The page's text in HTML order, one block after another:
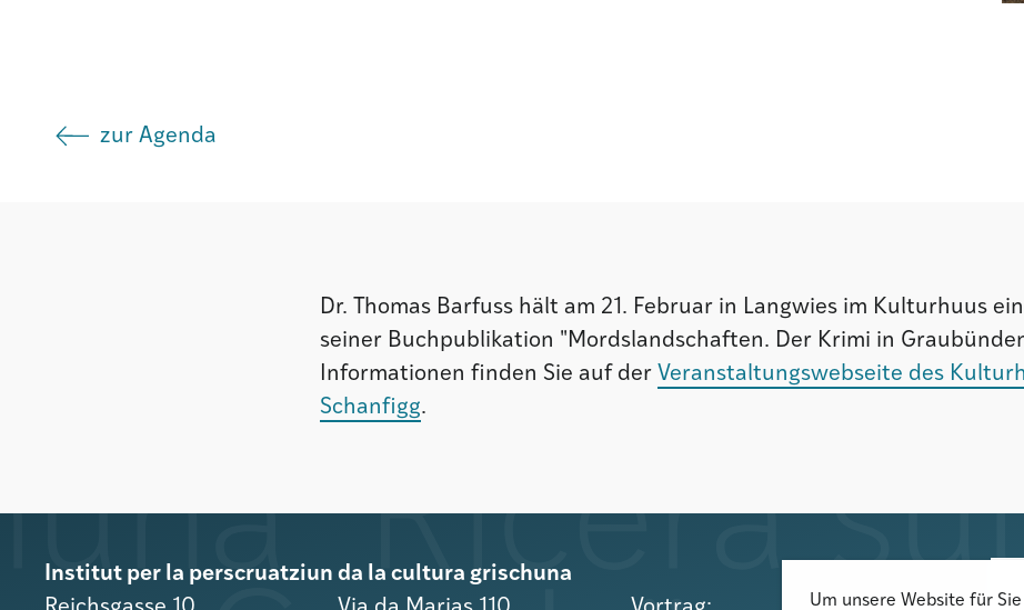
zur Agenda
Dr. Thomas Barfuss hält am 21. Februar in Langwies im Kulturhuus
seiner Buchpublikation "Mordslandschaften. Der Krimi in
Informationen finden Sie auf der Veranstaltungswebseite des
Schanfigg.
Institut per la perscruatziun da la cultura grischuna
Um unsere Website für